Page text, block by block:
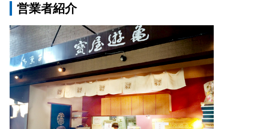
営業者紹介